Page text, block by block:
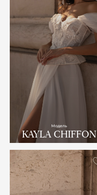
Модель
KAYLA CHIFFON